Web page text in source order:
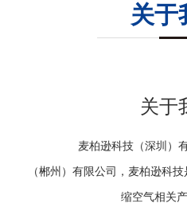
关于
关于
麦柏逊科技（深圳）有限
（郴州）有限公司，麦柏逊科
缩空气相关